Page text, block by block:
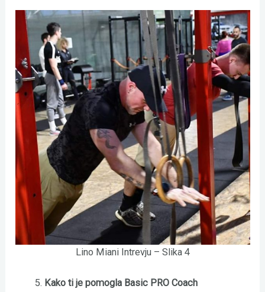
Lino Miani Intrevju – Slika 4
Kako ti je pomogla Basic PRO Coach